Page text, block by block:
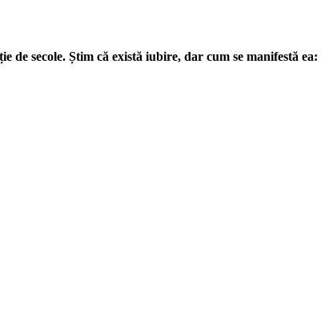
secole. Știm că există iubire, dar cum se manifestă